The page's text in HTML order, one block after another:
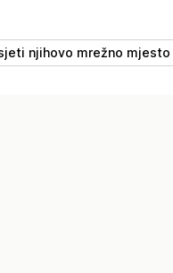
njihovo mrežno mjesto